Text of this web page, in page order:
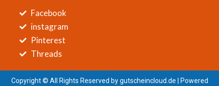
Facebook
instagram
Pinterest
Threads
Copyright © All Rights Reserved bygutscheincloud.de | Powered